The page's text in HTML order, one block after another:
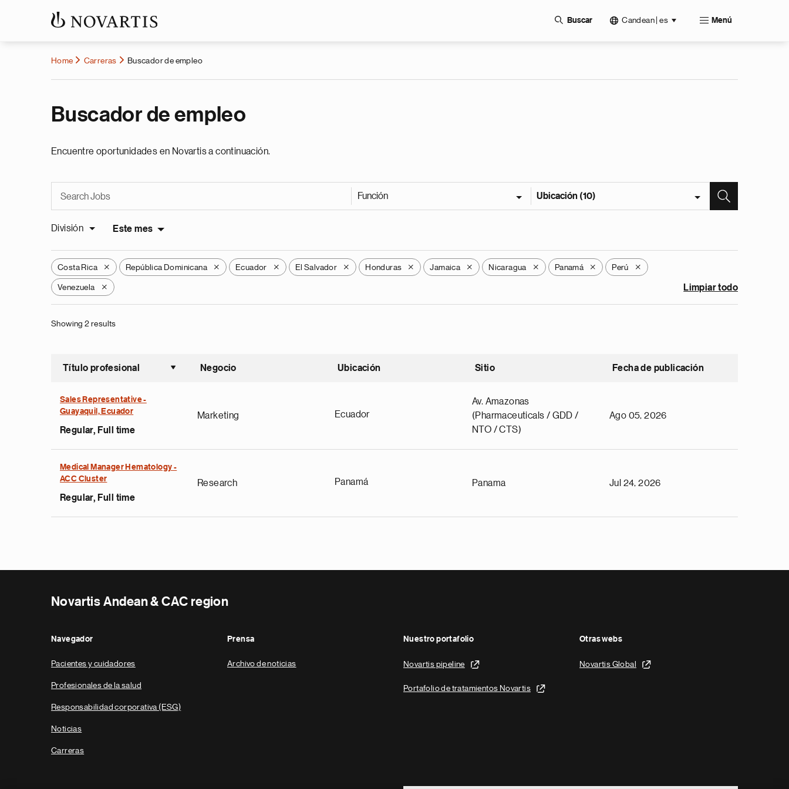
Buscar Candean | es Menú
Home Carreras Buscador de empleo
Buscador de empleo
Encuentre oportunidades en Novartis a continuación.
Función Ubicación (10)
División Este mes
Costa Rica X República Dominicana X Ecuador X El Salvador X Honduras X Jamaica X Nicaragua X Panamá X Perú X
Venezuela X Limpiar todo
Showing 2 results
Título profesional
Ordenar ascendente
Negocio Ubicación Sitio Fecha de publicación
Sales Representative -
Guayaquil, Ecuador
Regular, Full time
Marketing Ecuador
Av. Amazonas
(Pharmaceuticals / GDD /
NTO / CTS)
Ago 05, 2026
Medical Manager Hematology -
ACC Cluster
Regular, Full time
Research Panamá Panama Jul 24, 2026
Novartis Andean & CAC region
Navegador
Pacientes y cuidadores
Profesionales de la salud
Responsabilidad corporativa (ESG)
Noticias
Carreras
Prensa
Archivo de noticias
Nuestro portafolio
Novartis pipeline
Portafolio de tratamientos Novartis
Otras webs
Novartis Global